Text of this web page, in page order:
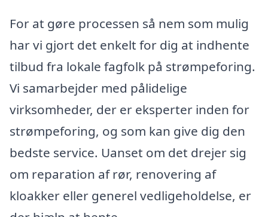
For at gøre processen så nem som mulig
har vi gjort det enkelt for dig at indhente
tilbud fra lokale fagfolk på strømpeforing.
Vi samarbejder med pålidelige
virksomheder, der er eksperter inden for
strømpeforing, og som kan give dig den
bedste service. Uanset om det drejer sig
om reparation af rør, renovering af
kloakker eller generel vedligeholdelse, er